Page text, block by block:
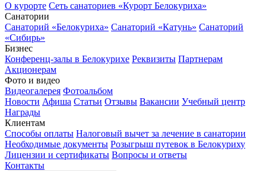
О курорте Сеть санаториев «Курорт Белокуриха»
Санатории
Санаторий «Белокуриха» Санаторий «Катунь» Санаторий
«Сибирь»
Бизнес
Конференц-залы в Белокурихе Реквизиты Партнерам
Акционерам
Фото и видео
Видеогалерея Фотоальбом
Новости Афиша Статьи Отзывы Вакансии Учебный центр
Награды
Клиентам
Способы оплаты Налоговый вычет за лечение в санатории
Необходимые документы Розыгрыш путевок в Белокуриху
Лицензии и сертификаты Вопросы и ответы
Контакты